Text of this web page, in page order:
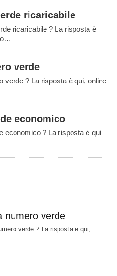
ricaricabile
ricaricabile ? La risposta è
verde
verde ? La risposta è qui, online
economico
economico ? La risposta è qui,
numero verde
verde ? La risposta è qui,